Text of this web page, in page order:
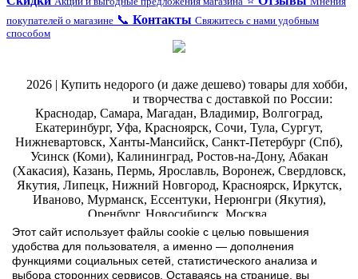
покупателей о магазине 📞 Контакты Свяжитесь с нами удобным
способом
2026 | Купить недорого (и даже дешево) товары для хобби,
и творчества с доставкой по России:
Краснодар, Самара, Магадан, Владимир, Волгоград,
Екатеринбург, Уфа, Красноярск, Сочи, Тула, Сургут,
Нижневартовск, Ханты-Мансийск, Санкт-Петербург (Спб),
Усинск (Коми), Калининград, Ростов-на-Дону, Абакан
(Хакасия), Казань, Пермь, Ярославль, Воронеж, Свердловск,
Якутия, Липецк, Нижний Новгород, Красноярск, Иркутск,
Иваново, Мурманск, Ессентуки, Нерюнгри (Якутия),
Оренбург, Новосибирск, Москва.
ИП Ильина Марина Эдуардовна ИНН 771207133852 ЕГРИП
323774600019055.Интернет-магазин Арт-декупаж
скрапбукинг
Этот сайт использует файлы cookie с целью повышения
удобства для пользователя, а именно — дополнения
функциями социальных сетей, статистического анализа и
выбора сторонних сервисов. Оставаясь на странице, вы